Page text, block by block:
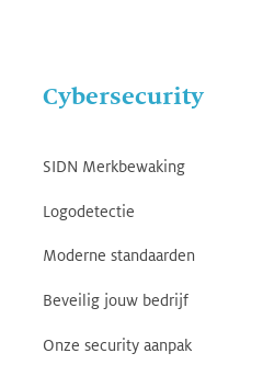
Cybersecurity
SIDN Merkbewaking
Logodetectie
Moderne standaarden
Beveilig jouw bedrijf
Onze security aanpak